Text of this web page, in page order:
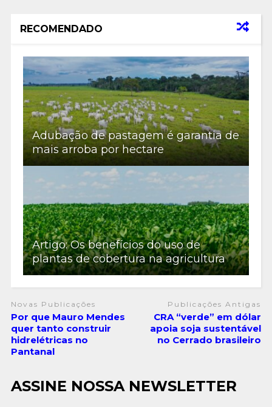
RECOMENDADO
Adubação de pastagem é garantia de
mais arroba por hectare
Artigo: Os benefícios do uso de
plantas de cobertura na agricultura
Novas Publicações
Por que Mauro Mendes
quer tanto construir
hidrelétricas no
Pantanal
Publicações Antigas
CRA “verde” em dólar
apoia soja sustentável
no Cerrado brasileiro
ASSINE NOSSA NEWSLETTER